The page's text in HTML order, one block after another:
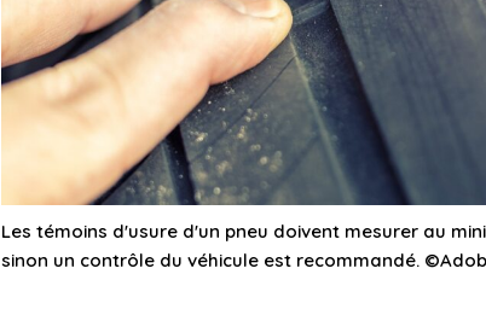
Les témoins d'usure d'un pneu doivent mesurer au
sinon un contrôle du véhicule est recommandé.